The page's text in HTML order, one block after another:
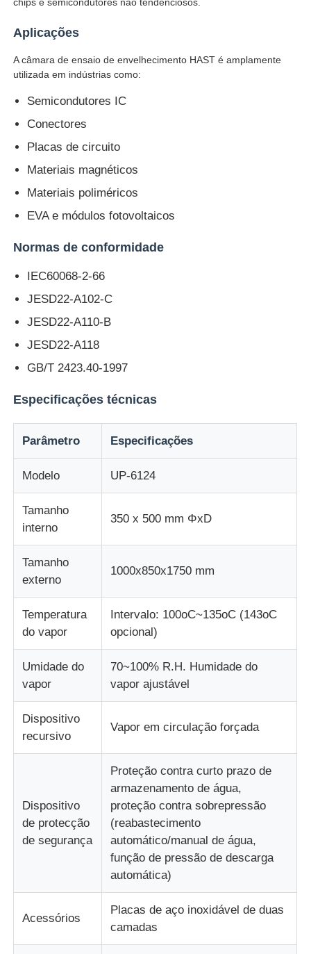
Fábrica
Fale Conosco
Pedir um orçamento
Equipamento de testes do laboratório
Máquina de teste universal
Máquina de teste de impacto
Máquina de testes da abrasão
equipamento de teste de borracha
Equipamento de teste de calçados
Equipamento de ensaio de materiais de construção
Equipamento de ensaio de embalagens
Equipamento de ensaio de adesivos
Controlador da temperatura e da umidade
verificador da dureza
Aplicações
A câmara de ensaio de envelhecimento HAST é amplamente
utilizada em indústrias como:
Semicondutores IC
Conectores
Placas de circuito
Materiais magnéticos
Materiais poliméricos
EVA e módulos fotovoltaicos
Normas de conformidade
IEC60068-2-66
JESD22-A102-C
JESD22-A110-B
JESD22-A118
GB/T 2423.40-1997
Especificações técnicas
Parâmetro Especificações
Modelo UP-6124
Tamanho
interno
350 x 500 mm ΦxD
Tamanho
externo
1000x850x1750 mm
Temperatura
do vapor
Intervalo: 100oC~135oC (143oC
opcional)
Umidade do
vapor
70~100% R.H. Humidade do
vapor ajustável
Dispositivo
recursivo
Vapor em circulação forçada
Dispositivo
de protecção
de segurança
Proteção contra curto prazo de
armazenamento de água,
proteção contra sobrepressão
(reabastecimento
automático/manual de água,
função de pressão de descarga
automática)
Acessórios
Placas de aço inoxidável de duas
camadas